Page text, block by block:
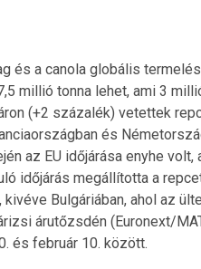
és a canola globális
millió tonna lehet, ami 3
(+2 százalék) vetettek
és
az EU időjárása enyhe
időjárás megállította a
Bulgáriában, ahol az
árutőzsdén (Euronext/
és február 10. között.